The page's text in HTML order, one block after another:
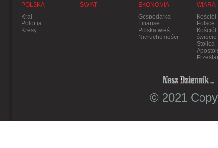
POLSKA
Kraj
Polonia
Kresy
ŚWIAT
EKONOMIA
Gospodarka
Finanse
Polska wieś
Nieruchomości
WIARA
Kościół
Polsce
Kościół
świecie
Stolica
© 2021